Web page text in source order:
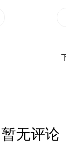
暂无评论